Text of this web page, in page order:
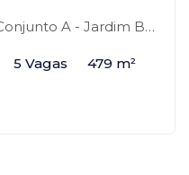
Jardim Botânico, Brasília-DF
5 Vagas 479 m²